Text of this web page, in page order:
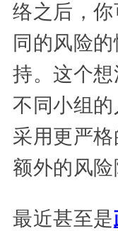
络之后，
同的风险
持。这个
不同小组
采用更严
额外的风险
最近甚至是